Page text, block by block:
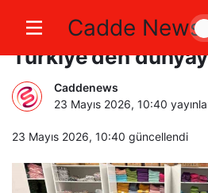
Cadde News
Üreten kadınlar
Türkiye’den
Caddenews
23 Mayıs 2026, 10:40
23 Mayıs 2026, 10:40 güncellendi